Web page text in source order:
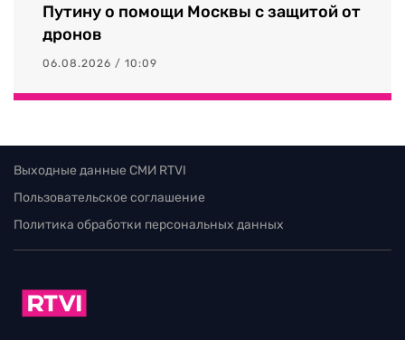
Путину о помощи Москвы с защитой от
дронов
06.08.2026 / 10:09
Выходные данные СМИ RTVI
Пользовательское соглашение
Политика обработки персональных данных